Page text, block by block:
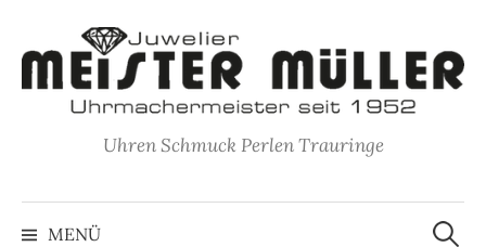
Inhalt
Uhren Schmuck Perlen Trauringe
MENÜ
Suchen
nach: